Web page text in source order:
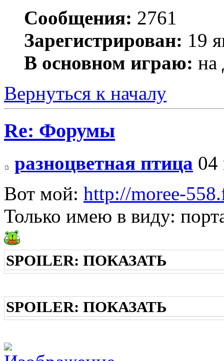
Сообщения: 2761
Зарегистрирован: 19
В основном играю: на
Вернуться к началу
Re: Форумы
разноцветная птица 04
Вот мой: http://moree-
Только имею в виду:
SPOILER: ПОКАЗАТЬ
SPOILER: ПОКАЗАТЬ